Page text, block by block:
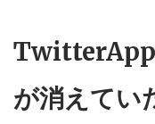
が消えてい